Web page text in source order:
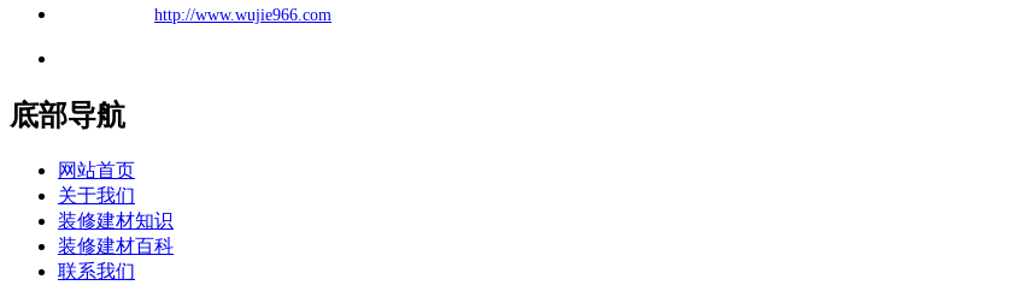
http://www.wujie966.com
底部导航
网站首页
关于我们
装修建材知识
装修建材百科
联系我们